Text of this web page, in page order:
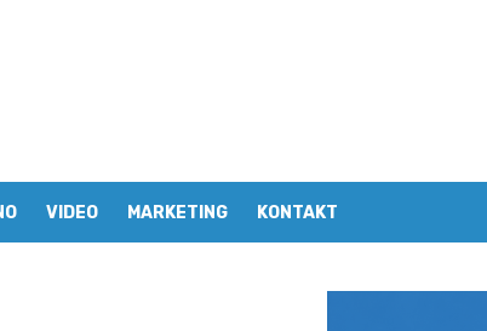
VIDEO MARKETING KONTAKT